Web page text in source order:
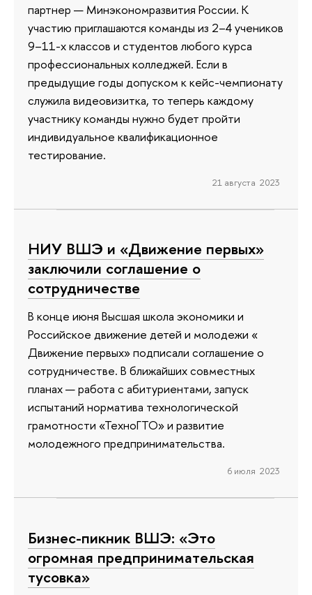
партнер — Минэкономразвития России. К
участию приглашаются команды из 2–4 учеников
9–11-х классов и студентов любого курса
профессиональных колледжей. Если в
предыдущие годы допуском к кейс-чемпионату
служила видеовизитка, то теперь каждому
участнику команды нужно будет пройти
индивидуальное квалификационное
тестирование.
21 августа 2023
НИУ ВШЭ и «Движение первых»
заключили соглашение о
сотрудничестве
В конце июня Высшая школа экономики и
Российское движение детей и молодежи «
Движение первых» подписали соглашение о
сотрудничестве. В ближайших совместных
планах — работа с абитуриентами, запуск
испытаний норматива технологической
грамотности «ТехноГТО» и развитие
молодежного предпринимательства.
6 июля 2023
Бизнес-пикник ВШЭ: «Это
огромная предпринимательская
тусовка»